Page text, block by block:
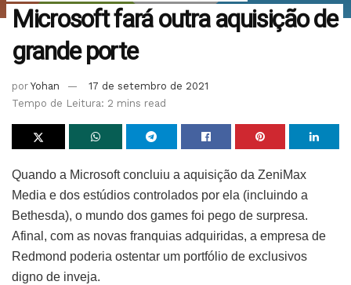
Microsoft fará outra aquisição de
grande porte
por Yohan
17 de setembro de 2021
Tempo de Leitura: 2 mins read
Quando a Microsoft concluiu a aquisição da ZeniMax
Media e dos estúdios controlados por ela (incluindo a
Bethesda), o mundo dos games foi pego de surpresa.
Afinal, com as novas franquias adquiridas, a empresa de
Redmond poderia ostentar um portfólio de exclusivos
digno de inveja.